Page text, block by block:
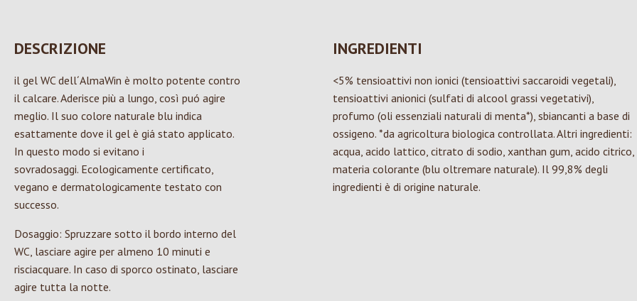
DESCRIZIONE
il gel WC dell´AlmaWin è molto potente contro
il calcare. Aderisce più a lungo, così puó agire
meglio. Il suo colore naturale blu indica
esattamente dove il gel è giá stato applicato.
In questo modo si evitano i
sovradosaggi. Ecologicamente certificato,
vegano e dermatologicamente testato con
successo.
Dosaggio: Spruzzare sotto il bordo interno del
WC, lasciare agire per almeno 10 minuti e
risciacquare. In caso di sporco ostinato, lasciare
agire tutta la notte.
INGREDIENTI
<5% tensioattivi non ionici (tensioattivi saccaroidi vegetali),
tensioattivi anionici (sulfati di alcool grassi vegetativi),
profumo (oli essenziali naturali di menta*), sbiancanti a base di
ossigeno. *da agricoltura biologica controllata. Altri ingredienti:
acqua, acido lattico, citrato di sodio, xanthan gum, acido citrico,
materia colorante (blu oltremare naturale). Il 99,8% degli
ingredienti è di origine naturale.